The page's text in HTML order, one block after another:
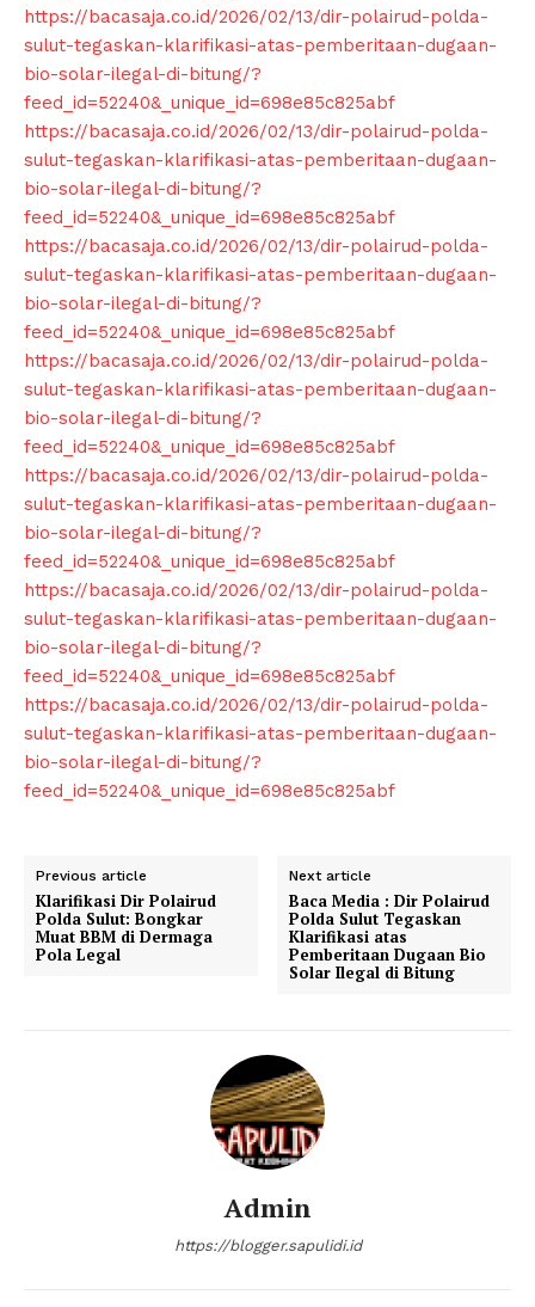
News Week
Magazine PRO
SUBSCRIBE NOW
About
Contact us
https://bacasaja.co.id/2026/02/13/dir-polairud-polda-
sulut-tegaskan-klarifikasi-atas-pemberitaan-dugaan-
bio-solar-ilegal-di-bitung/?
feed_id=52240&_unique_id=698e85c825abf
https://bacasaja.co.id/2026/02/13/dir-polairud-polda-
sulut-tegaskan-klarifikasi-atas-pemberitaan-dugaan-
bio-solar-ilegal-di-bitung/?
feed_id=52240&_unique_id=698e85c825abf
https://bacasaja.co.id/2026/02/13/dir-polairud-polda-
sulut-tegaskan-klarifikasi-atas-pemberitaan-dugaan-
bio-solar-ilegal-di-bitung/?
feed_id=52240&_unique_id=698e85c825abf
https://bacasaja.co.id/2026/02/13/dir-polairud-polda-
sulut-tegaskan-klarifikasi-atas-pemberitaan-dugaan-
bio-solar-ilegal-di-bitung/?
feed_id=52240&_unique_id=698e85c825abf
https://bacasaja.co.id/2026/02/13/dir-polairud-polda-
sulut-tegaskan-klarifikasi-atas-pemberitaan-dugaan-
bio-solar-ilegal-di-bitung/?
feed_id=52240&_unique_id=698e85c825abf
https://bacasaja.co.id/2026/02/13/dir-polairud-polda-
sulut-tegaskan-klarifikasi-atas-pemberitaan-dugaan-
bio-solar-ilegal-di-bitung/?
feed_id=52240&_unique_id=698e85c825abf
https://bacasaja.co.id/2026/02/13/dir-polairud-polda-
sulut-tegaskan-klarifikasi-atas-pemberitaan-dugaan-
bio-solar-ilegal-di-bitung/?
feed_id=52240&_unique_id=698e85c825abf
Previous article
Klarifikasi Dir Polairud
Polda Sulut: Bongkar
Muat BBM di Dermaga
Pola Legal
Next article
Baca Media : Dir Polairud
Polda Sulut Tegaskan
Klarifikasi atas
Pemberitaan Dugaan Bio
Solar Ilegal di Bitung
Admin
https://blogger.sapulidi.id